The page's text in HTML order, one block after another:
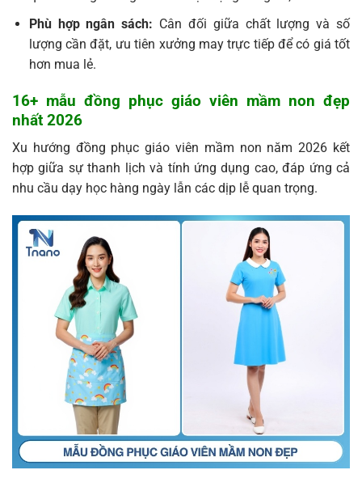
Phù hợp ngân sách: Cân đối giữa chất lượng và số
lượng cần đặt, ưu tiên xưởng may trực tiếp để có giá tốt
hơn mua lẻ.
16+ mẫu đồng phục giáo viên mầm non đẹp
nhất 2026
Xu hướng đồng phục giáo viên mầm non năm 2026 kết
hợp giữa sự thanh lịch và tính ứng dụng cao, đáp ứng cả
nhu cầu dạy học hàng ngày lẫn các dịp lễ quan trọng.